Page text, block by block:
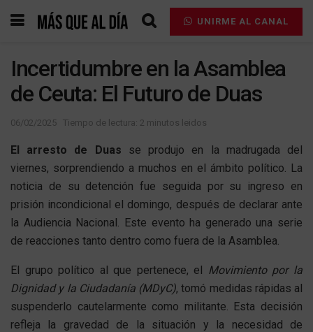
UNIRME AL CANAL
Incertidumbre en la Asamblea
de Ceuta: El Futuro de Duas
06/02/2025 Tiempo de lectura: 2 minutos leidos
El arresto de Duas se produjo en la madrugada del
viernes, sorprendiendo a muchos en el ámbito político. La
noticia de su detención fue seguida por su ingreso en
prisión incondicional el domingo, después de declarar ante
la Audiencia Nacional. Este evento ha generado una serie
de reacciones tanto dentro como fuera de la Asamblea.
El grupo político al que pertenece, el Movimiento por la
Dignidad y la Ciudadanía (MDyC), tomó medidas rápidas al
suspenderlo cautelarmente como militante. Esta decisión
refleja la gravedad de la situación y la necesidad de